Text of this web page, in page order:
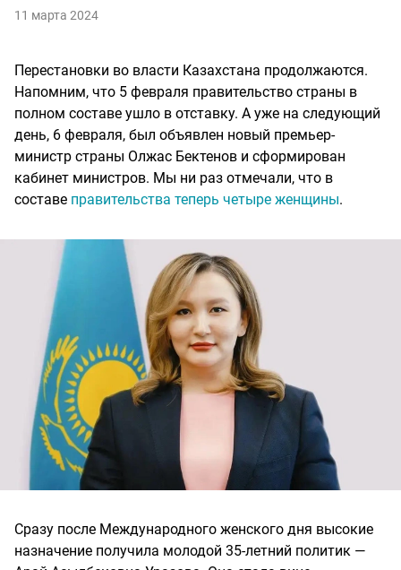
11 марта 2024
Перестановки во власти Казахстана продолжаются.
Напомним, что 5 февраля правительство страны в
полном составе ушло в отставку. А уже на следующий
день, 6 февраля, был объявлен новый премьер-
министр страны Олжас Бектенов и сформирован
кабинет министров. Мы ни раз отмечали, что в
составе правительства теперь четыре женщины.
Сразу после Международного женского дня высокие
назначение получила молодой 35-летний политик —